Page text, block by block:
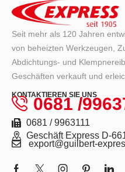
Seit mehr als 120 Jahren
von beheizten Werkzeugen,
Abdichtungs- und
Geschäften verkauft und
KONTAKTIEREN SIE UNS
0681 /
0681 / 9963111
Geschäft Express D-
export@guilbert-